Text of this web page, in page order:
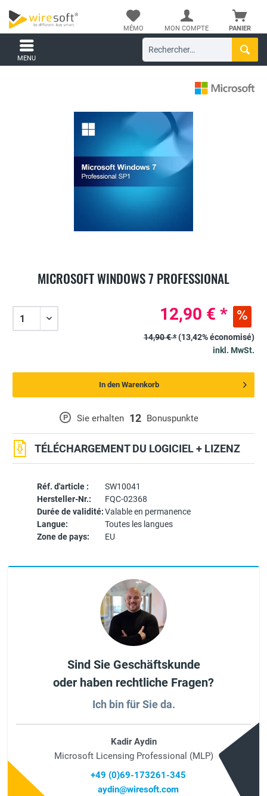
PANIER
MÉMO MON COMPTE
MENU
MICROSOFT WINDOWS 7 PROFESSIONAL
Réf. d'article :
SW10041
Hersteller-Nr.:
FQC-02368
Durée de validité:Valable en permanence
Langue:
Toutes les langues
Zone de pays:
EU
P Sie erhalten 12 Bonuspunkte
TÉLÉCHARGEMENT DU LOGICIEL + LIZENZ
12,90 € *
14,90 € *(13,42% économisé)
inkl. MwSt.
In den Warenkorb
Sind Sie Geschäftskunde
oder haben rechtliche Fragen?
Ich bin für Sie da.
Kadir Aydin
Microsoft Licensing Professional (MLP)
+49 (0)69-173261-345
aydin@wiresoft.com